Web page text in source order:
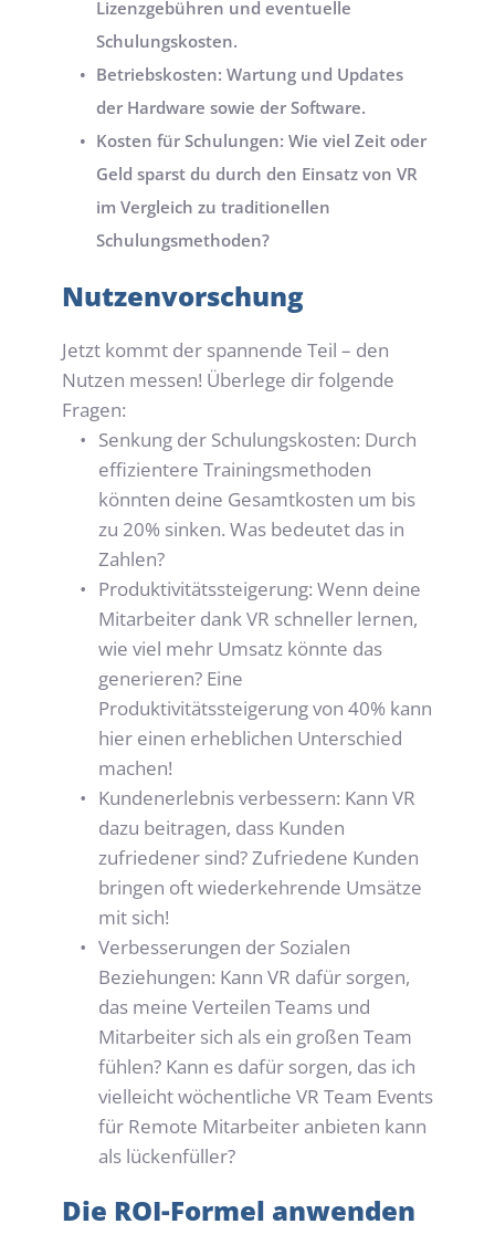
Lizenzgebühren und eventuelle
Schulungskosten.
Betriebskosten: Wartung und Updates
der Hardware sowie der Software.
Kosten für Schulungen: Wie viel Zeit oder
Geld sparst du durch den Einsatz von VR
im Vergleich zu traditionellen
Schulungsmethoden?
Nutzenvorschung
Jetzt kommt der spannende Teil – den
Nutzen messen! Überlege dir folgende
Fragen:
Senkung der Schulungskosten: Durch
effizientere Trainingsmethoden
könnten deine Gesamtkosten um bis
zu 20% sinken. Was bedeutet das in
Zahlen?
Produktivitätssteigerung: Wenn deine
Mitarbeiter dank VR schneller lernen,
wie viel mehr Umsatz könnte das
generieren? Eine
Produktivitätssteigerung von 40% kann
hier einen erheblichen Unterschied
machen!
Kundenerlebnis verbessern: Kann VR
dazu beitragen, dass Kunden
zufriedener sind? Zufriedene Kunden
bringen oft wiederkehrende Umsätze
mit sich!
Verbesserungen der Sozialen
Beziehungen: Kann VR dafür sorgen,
das meine Verteilen Teams und
Mitarbeiter sich als ein großen Team
fühlen? Kann es dafür sorgen, das ich
vielleicht wöchentliche VR Team Events
für Remote Mitarbeiter anbieten kann
als lückenfüller?
Die ROI-Formel anwenden